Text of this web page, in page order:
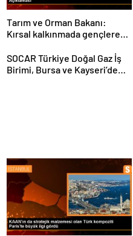
Tarım ve Orman Bakanı:
Kırsal kalkınmada gençlere
yapıyoruz
SOCAR Türkiye Doğal Gaz İş
Birimi, Bursa ve Kayseri’de